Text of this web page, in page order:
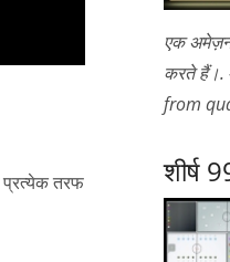
प्रत्येक तरफ
एक अमेज़न
करते हैं।.
from
शीर्ष